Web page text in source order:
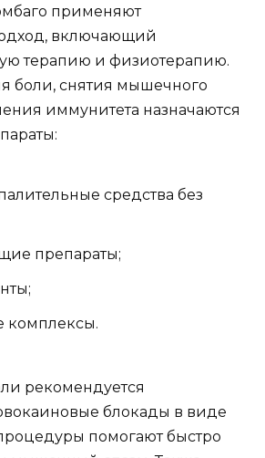
применяют
включающий
терапию и физиотерапию.
боли, снятия мышечного
иммунитета назначаются
средства без
препараты;
комплексы.
рекомендуется
блокады в виде
помогают быстро